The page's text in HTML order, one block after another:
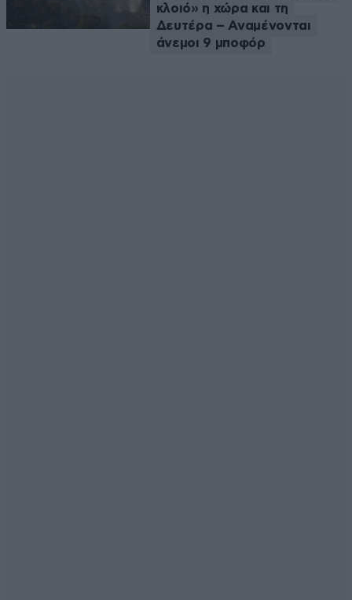
κλοιό» η χώρα και τη
Δευτέρα – Αναμένονται
άνεμοι 9 μποφόρ